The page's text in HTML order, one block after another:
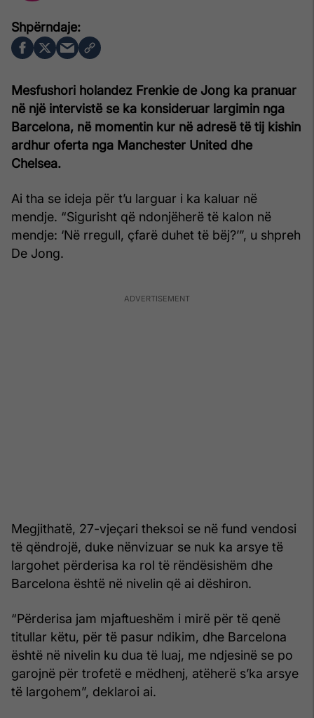
Mesfushori holandez Frenkie de Jong ka pranuar
në një intervistë se ka konsideruar largimin nga
Barcelona, në momentin kur në adresë të tij kishin
ardhur oferta nga Manchester United dhe
Chelsea.
Ai tha se ideja për t’u larguar i ka kaluar në
mendje. “Sigurisht që ndonjëherë të kalon në
mendje: ‘Në rregull, çfarë duhet të bëj?’”, u shpreh
De Jong.
Megjithatë, 27-vjeçari theksoi se në fund vendosi
të qëndrojë, duke nënvizuar se nuk ka arsye të
largohet përderisa ka rol të rëndësishëm dhe
Barcelona është në nivelin që ai dëshiron.
“Përderisa jam mjaftueshëm i mirë për të qenë
titullar këtu, për të pasur ndikim, dhe Barcelona
është në nivelin ku dua të luaj, me ndjesinë se po
garojnë për trofetë e mëdhenj, atëherë s’ka arsye
të largohem”, deklaroi ai.